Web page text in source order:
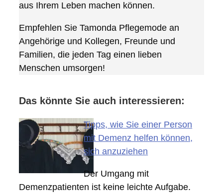
aus Ihrem Leben machen können.
Empfehlen Sie Tamonda Pflegemode an
Angehörige und Kollegen, Freunde und
Familien, die jeden Tag einen lieben
Menschen umsorgen!
Das könnte Sie auch interessieren:
Tipps, wie Sie einer Person
mit Demenz helfen können,
sich anzuziehen
Der Umgang mit
Demenzpatienten ist keine leichte Aufgabe.